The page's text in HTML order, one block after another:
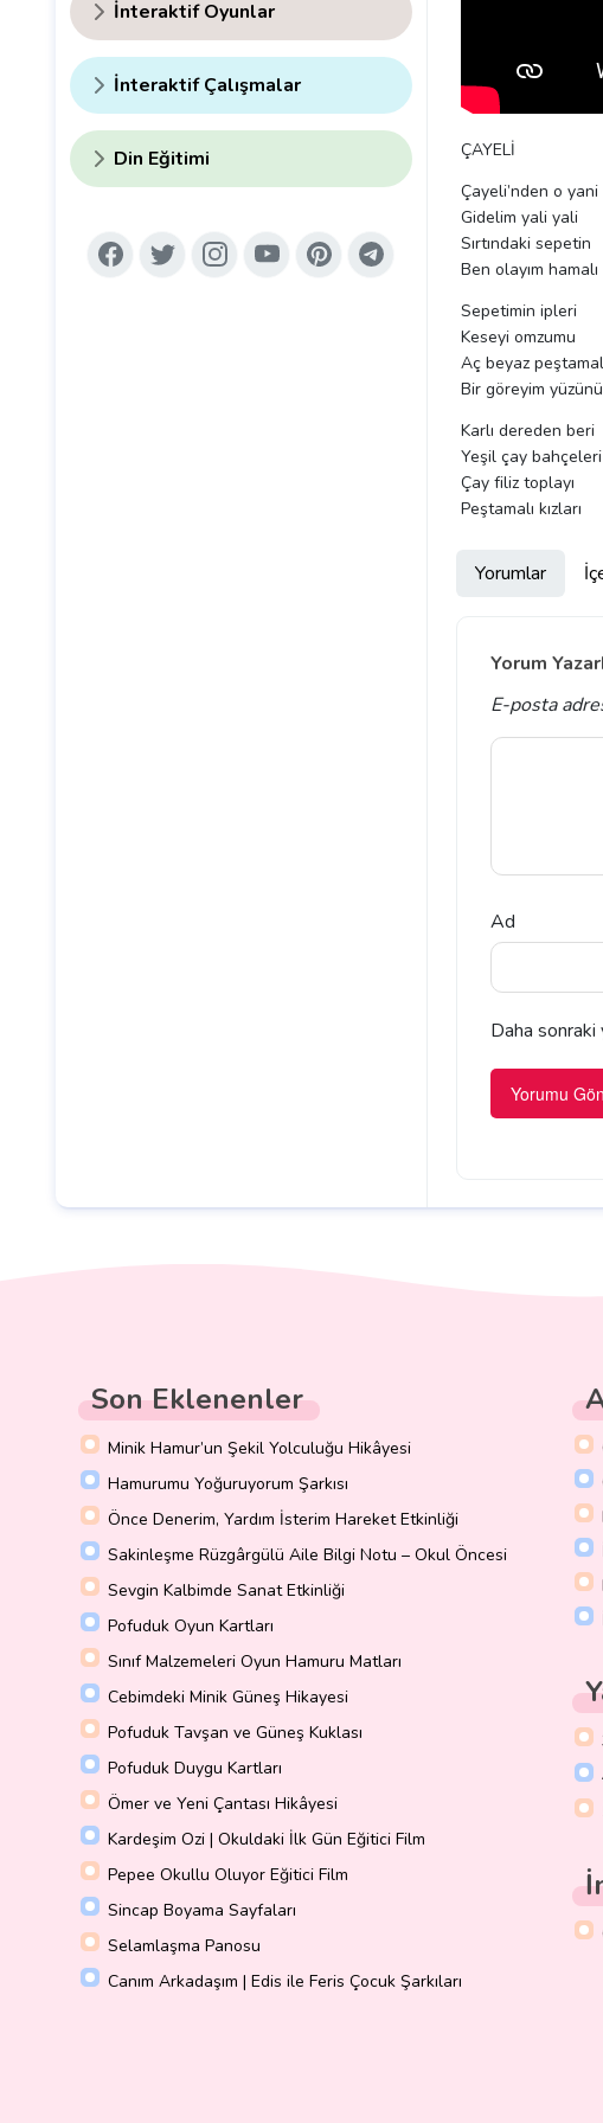
İnteraktif Oyunlar
İnteraktif Çalışmalar
Din Eğitimi
ÇAYELİ
Çayeli’nden o yani
Gidelim yali yali
Sırtındaki sepetin
Ben olayım hamalı
Sepetimin ipleri
Keseyi omzumu
Aç beyaz
Bir göreyim yüzünü
Karlı dereden beri
Yeşil çay bahçeleri
Çay filiz toplayı
Peştamalı kızları
Yorumlar
Yorum
E-posta
Ad
Daha sonraki
Son Eklenenler
Minik Hamur’un Şekil Yolculuğu Hikâyesi
Hamurumu Yoğuruyorum Şarkısı
Önce Denerim, Yardım İsterim Hareket Etkinliği
Sakinleşme Rüzgârgülü Aile Bilgi Notu – Okul Öncesi
Sevgin Kalbimde Sanat Etkinliği
Pofuduk Oyun Kartları
Sınıf Malzemeleri Oyun Hamuru Matları
Cebimdeki Minik Güneş Hikayesi
Pofuduk Tavşan ve Güneş Kuklası
Pofuduk Duygu Kartları
Ömer ve Yeni Çantası Hikâyesi
Kardeşim Ozi | Okuldaki İlk Gün Eğitici Film
Pepee Okullu Oluyor Eğitici Film
Sincap Boyama Sayfaları
Selamlaşma Panosu
Canım Arkadaşım | Edis ile Feris Çocuk Şarkıları